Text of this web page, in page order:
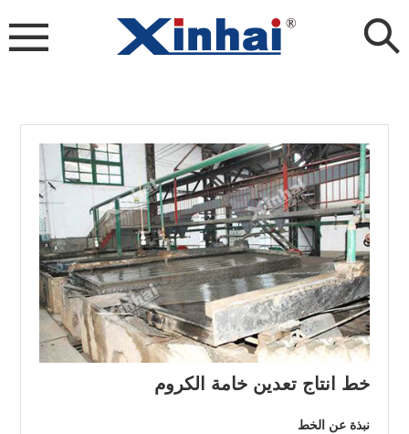
خط انتاج تعدين خامة الكروم
نبذة عن الخط